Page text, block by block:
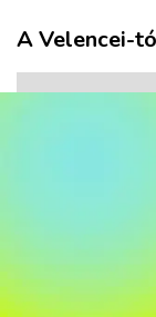
A Velencei-